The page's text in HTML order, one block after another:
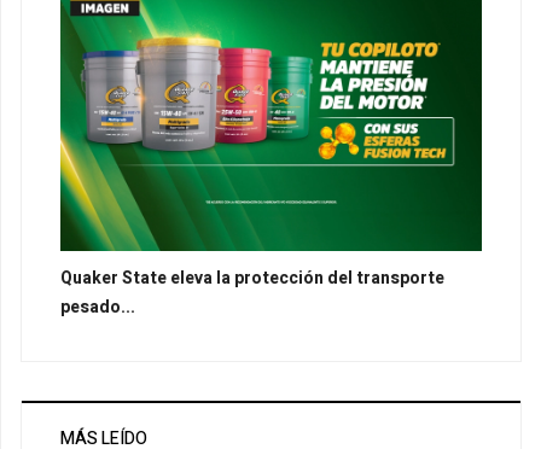
Quaker State eleva la protección del transporte
pesado...
MÁS LEÍDO